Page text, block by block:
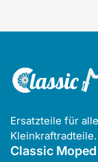
Ersatzteile für
Kleinkraftradteile.
Classic Moped